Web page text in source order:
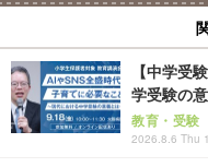
【中学受
学受験の
教育・受験
2026.8.6 Thu